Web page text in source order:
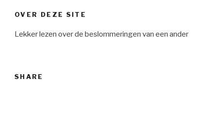
OVER DEZE SITE
Lekker lezen over de beslommeringen van een ander
SHARE